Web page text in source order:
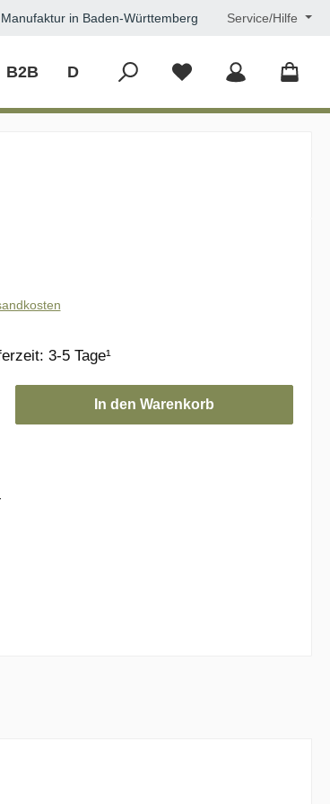
Manufaktur in Baden-Württemberg Service/Hilfe
B2B DIY
3-5 Tage¹
In den Warenkorb